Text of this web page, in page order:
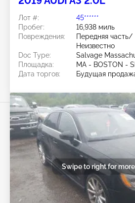
Лот #:
45******
Пробег:
16,938 миль
Повреждения:
Передняя часть/
Неизвестно
Doc Type:
Salvage
Площадка:
MA - BOSTON -
Дата торгов:
Будущая
Swipe to right for